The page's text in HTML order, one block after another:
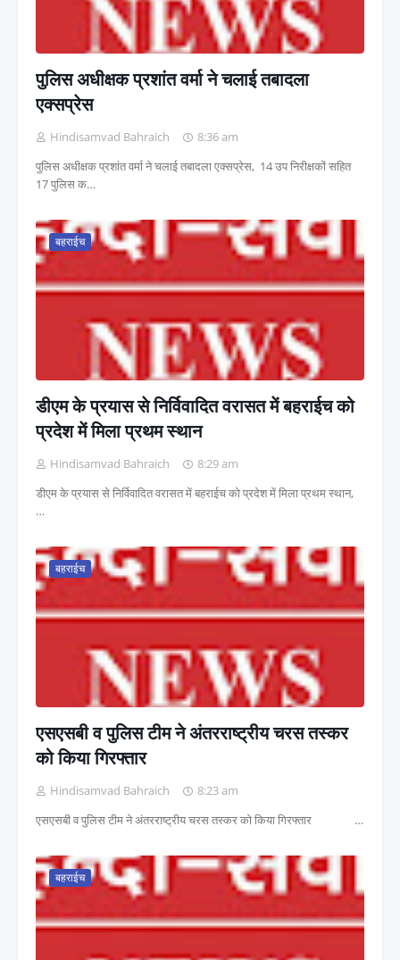
पुलिस अधीक्षक प्रशांत वर्मा ने चलाई तबादला
एक्सप्रेस
Hindisamvad Bahraich
8:36 am
पुलिस अधीक्षक प्रशांत वर्मा ने चलाई तबादला एक्सप्रेस, 14 उप निरीक्षकों सहित
17 पुलिस क…
बहराईच
डीएम के प्रयास से निर्विवादित वरासत में बहराईच को
प्रदेश में मिला प्रथम स्थान
Hindisamvad Bahraich
8:29 am
डीएम के प्रयास से निर्विवादित वरासत में बहराईच को प्रदेश में मिला प्रथम स्थान,
…
बहराईच
एसएसबी व पुलिस टीम ने अंतरराष्ट्रीय चरस तस्कर
को किया गिरफ्तार
Hindisamvad Bahraich
8:23 am
एसएसबी व पुलिस टीम ने अंतरराष्ट्रीय चरस तस्कर को किया गिरफ्तार …
बहराईच